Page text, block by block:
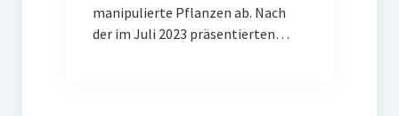
manipulierte Pflanzen ab. Nach
der im Juli 2023 präsentierten…